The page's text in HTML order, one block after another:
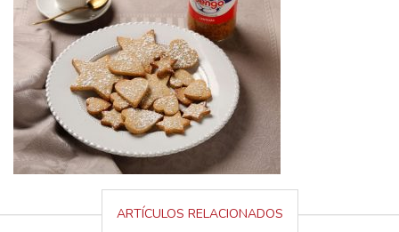
ARTÍCULOS RELACIONADOS